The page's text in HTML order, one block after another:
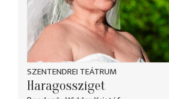
SZENTENDREI TEÁTRUM
Haragossziget